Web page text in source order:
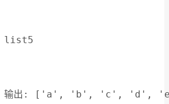
list5
输出: ['a', 'b', 'c', 'd',